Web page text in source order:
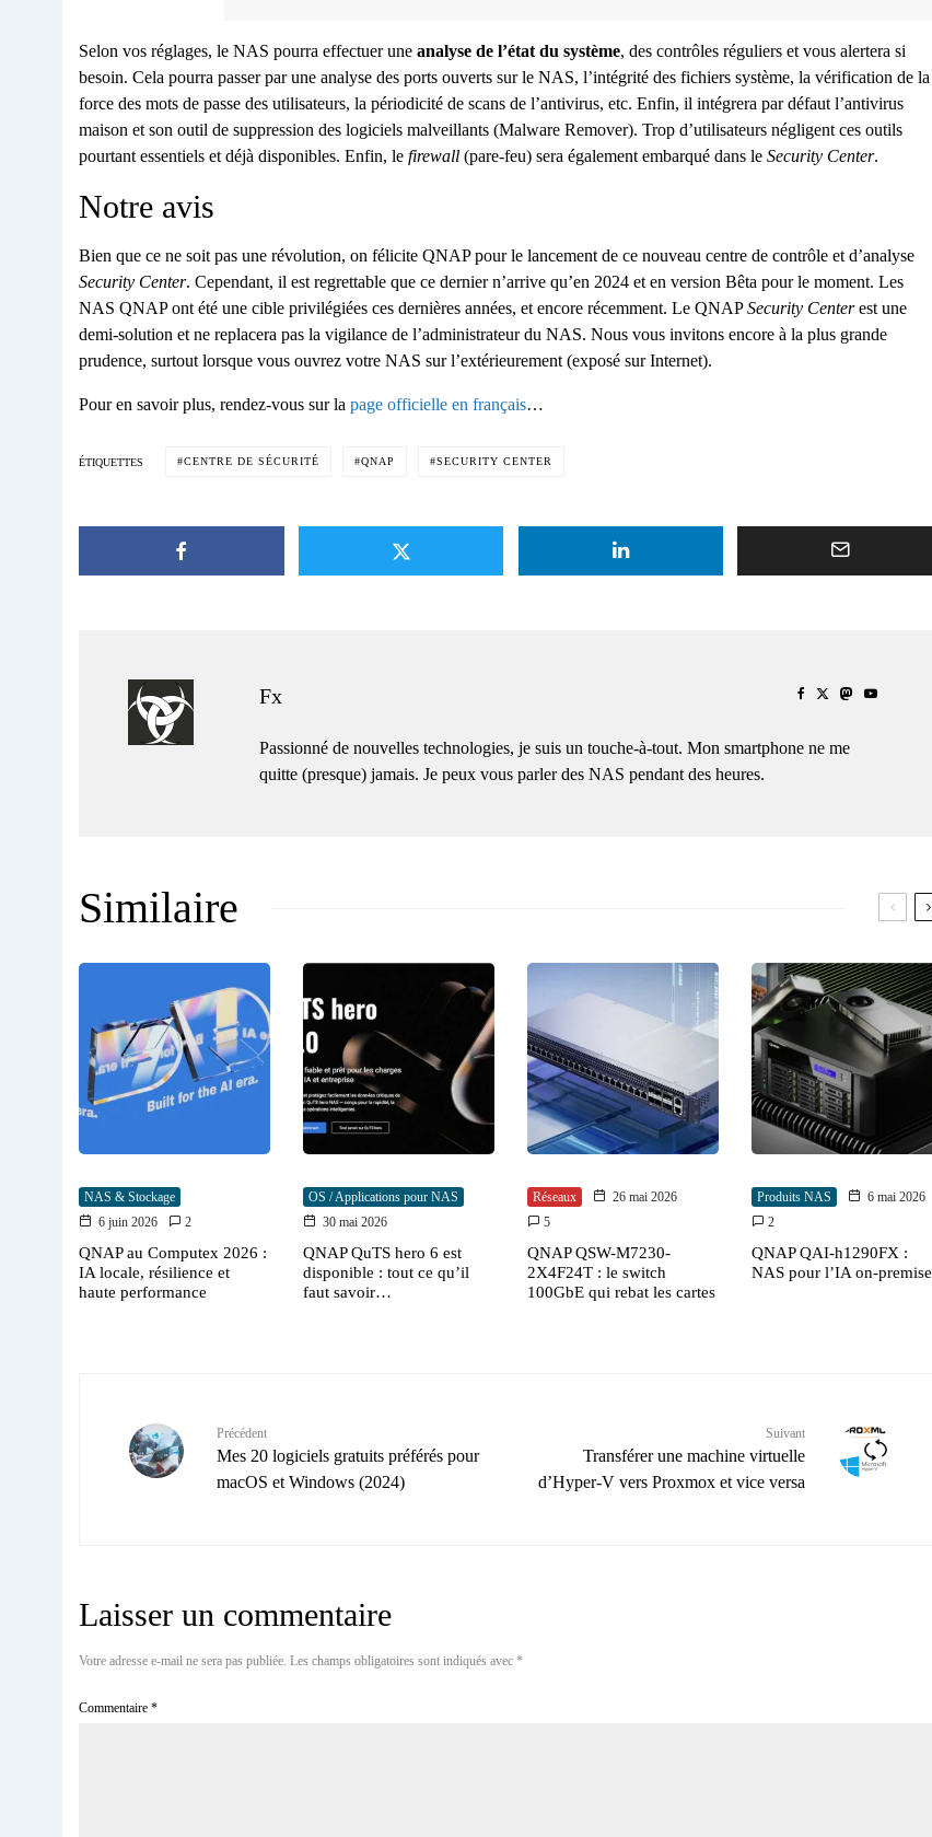
Selon vos réglages, le NAS pourra effectuer une analyse de l’état du système, des contrôles réguliers et vous alertera si
besoin. Cela pourra passer par une analyse des ports ouverts sur le NAS, l’intégrité des fichiers système, la vérification de la
force des mots de passe des utilisateurs, la périodicité de scans de l’antivirus, etc. Enfin, il intégrera par défaut l’antivirus
maison et son outil de suppression des logiciels malveillants (Malware Remover). Trop d’utilisateurs négligent ces outils
pourtant essentiels et déjà disponibles. Enfin, le firewall (pare-feu) sera également embarqué dans le Security Center.
Notre avis
Bien que ce ne soit pas une révolution, on félicite QNAP pour le lancement de ce nouveau centre de contrôle et d’analyse
Security Center. Cependant, il est regrettable que ce dernier n’arrive qu’en 2024 et en version Bêta pour le moment. Les
NAS QNAP ont été une cible privilégiées ces dernières années, et encore récemment. Le QNAPSecurity Centerest une
demi-solution et ne replacera pas la vigilance de l’administrateur du NAS. Nous vous invitons encore à la plus grande
prudence, surtout lorsque vous ouvrez votre NAS sur l’extérieurement (exposé sur Internet).
Pour en savoir plus, rendez-vous sur la page officielle en français…
ÉTIQUETTES CENTRE DE SÉCURITÉ QNAP SECURITY CENTER
Fx
Passionné de nouvelles technologies, je suis un touche-à-tout. Mon smartphone ne me
quitte (presque) jamais. Je peux vous parler des NAS pendant des heures.
Similaire
NAS & Stockage
6 juin 2026
2
QNAP au Computex 2026 :
IA locale, résilience et
haute performance
OS / Applications pour NAS
30 mai 2026
QNAP QuTS hero 6 est
disponible : tout ce qu’il
faut savoir…
Réseaux
26 mai 2026
5
QNAP QSW-M7230-
2X4F24T : le switch
100GbE qui rebat les cartes
Produits NAS
6 mai 2026
2
QNAP QAI-h1290FX :
NAS pour l’IA on-premise
Précédent
Mes 20 logiciels gratuits préférés pour
macOS et Windows (2024)
Suivant
Transférer une machine virtuelle
d’Hyper-V vers Proxmox et vice versa
Laisser un commentaire
Votre adresse e-mail ne sera pas publiée. Les champs obligatoires sont indiqués avec *
Commentaire *